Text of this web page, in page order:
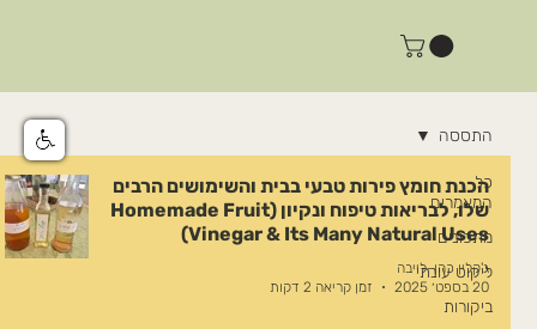
כל
המאמרים
מתכונים
ליקוט עונתי
ביקורות
התססה
הכנת חומץ פירות טבעי בבית והשימושים הרבים
שלו, לבריאות טיפוח ונקיון (Homemade Fruit
Vinegar & Its Many Natural Uses)
ג'קלין כהן-לייבה
20 בספט׳ 2025
זמן קריאה 2 דקות